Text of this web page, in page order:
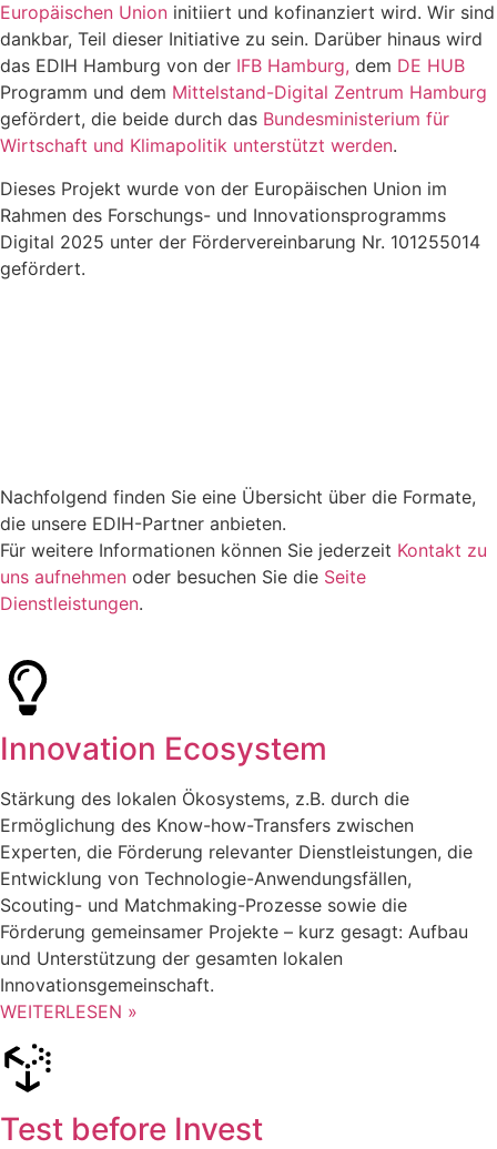
Europäischen Union initiiert und kofinanziert wird. Wir sind
dankbar, Teil dieser Initiative zu sein. Darüber hinaus wird
das EDIH Hamburg von der IFB Hamburg, dem DE HUB
Programm und dem Mittelstand-Digital Zentrum Hamburg
gefördert, die beide durch das Bundesministerium für
Wirtschaft und Klimapolitik unterstützt werden.
Dieses Projekt wurde von der Europäischen Union im
Rahmen des Forschungs- und Innovationsprogramms
Digital 2025 unter der Fördervereinbarung Nr. 101255014
gefördert.
Nachfolgend finden Sie eine Übersicht über die Formate,
die unsere EDIH-Partner anbieten.
Für weitere Informationen können Sie jederzeit Kontakt zu
uns aufnehmen oder besuchen Sie die Seite
Dienstleistungen.
Innovation Ecosystem
Stärkung des lokalen Ökosystems, z.B. durch die
Ermöglichung des Know-how-Transfers zwischen
Experten, die Förderung relevanter Dienstleistungen, die
Entwicklung von Technologie-Anwendungsfällen,
Scouting- und Matchmaking-Prozesse sowie die
Förderung gemeinsamer Projekte – kurz gesagt: Aufbau
und Unterstützung der gesamten lokalen
Innovationsgemeinschaft.
WEITERLESEN »
Test before Invest